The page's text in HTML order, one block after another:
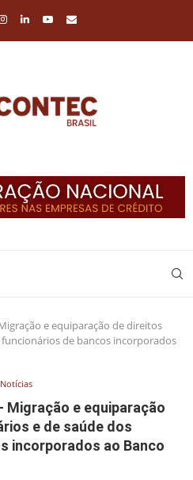
e equiparação de direitos
de bancos incorporados
Notícias
Migração e equiparação
e de saúde dos
incorporados ao Banco